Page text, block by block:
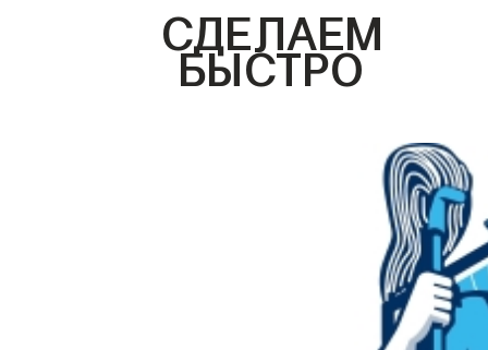
СДЕЛАЕМ
БЫСТРО